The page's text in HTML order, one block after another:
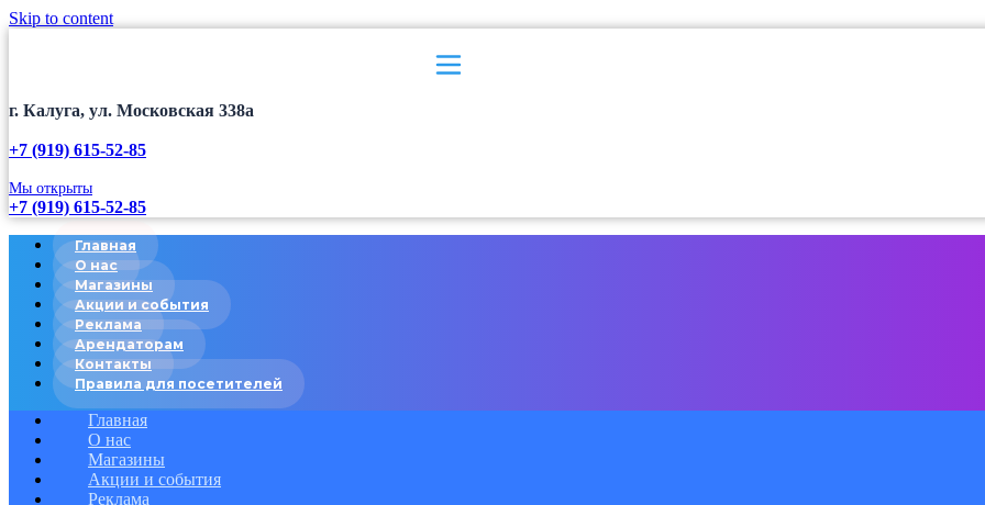
Skip to content
г. Калуга, ул. Московская 338а
+7 (919) 615-52-85
Мы открыты
+7 (919) 615-52-85
Главная
О нас
Магазины
Акции и события
Реклама
Арендаторам
Контакты
Правила для посетителей
Главная
О нас
Магазины
Акции и события
Реклама